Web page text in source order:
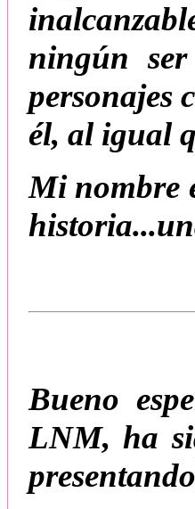
ningún
personajes
él, al igual
Mi nombre
Bueno
LNM, ha